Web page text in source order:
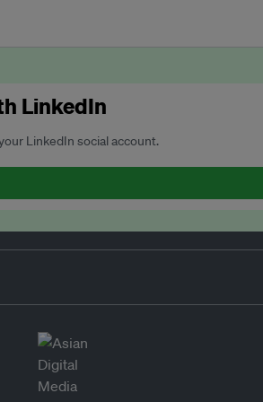
LinkedIn
LinkedIn social account.